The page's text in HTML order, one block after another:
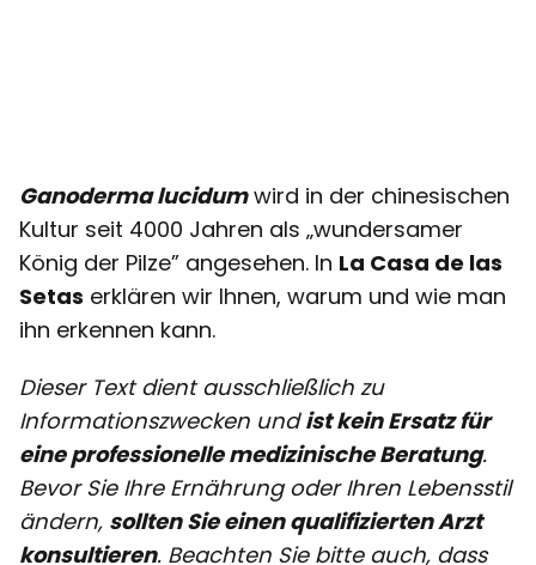
Ganoderma lucidumwird in der chinesischen
Kultur seit 4000 Jahren als „wundersamer
König der Pilze” angesehen. In La Casa de las
Setas erklären wir Ihnen, warum und wie man
ihn erkennen kann.
Dieser Text dient ausschließlich zu
Informationszwecken undist kein Ersatz für
eine professionelle medizinische Beratung.
Bevor Sie Ihre Ernährung oder Ihren Lebensstil
ändern, sollten Sie einen qualifizierten Arzt
konsultieren. Beachten Sie bitte auch, dass